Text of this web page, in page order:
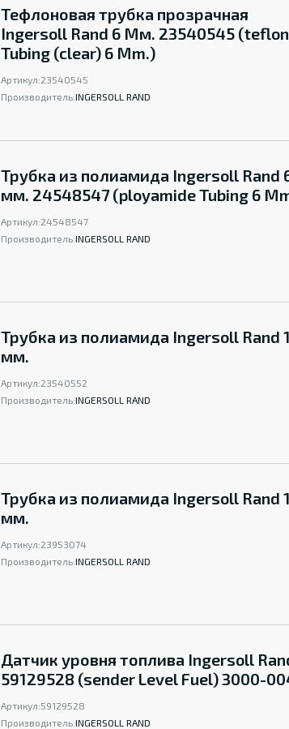
Тефлоновая трубка прозрачная
Ingersoll Rand 6 Мм. 23540545 (teflon
Tubing (clear) 6 Mm.)
Артикул:23540545
Производитель:INGERSOLL RAND
Трубка из полиамида Ingersoll Rand
мм. 24548547 (ployamide Tubing 6
Артикул:24548547
Производитель:INGERSOLL RAND
Трубка из полиамида Ingersoll Rand
мм.
Артикул:23540552
Производитель:INGERSOLL RAND
Трубка из полиамида Ingersoll Rand
мм.
Артикул:23953074
Производитель:INGERSOLL RAND
Датчик уровня топлива Ingersoll
59129528 (sender Level Fuel) 3000-
Артикул:59129528
Производитель:INGERSOLL RAND